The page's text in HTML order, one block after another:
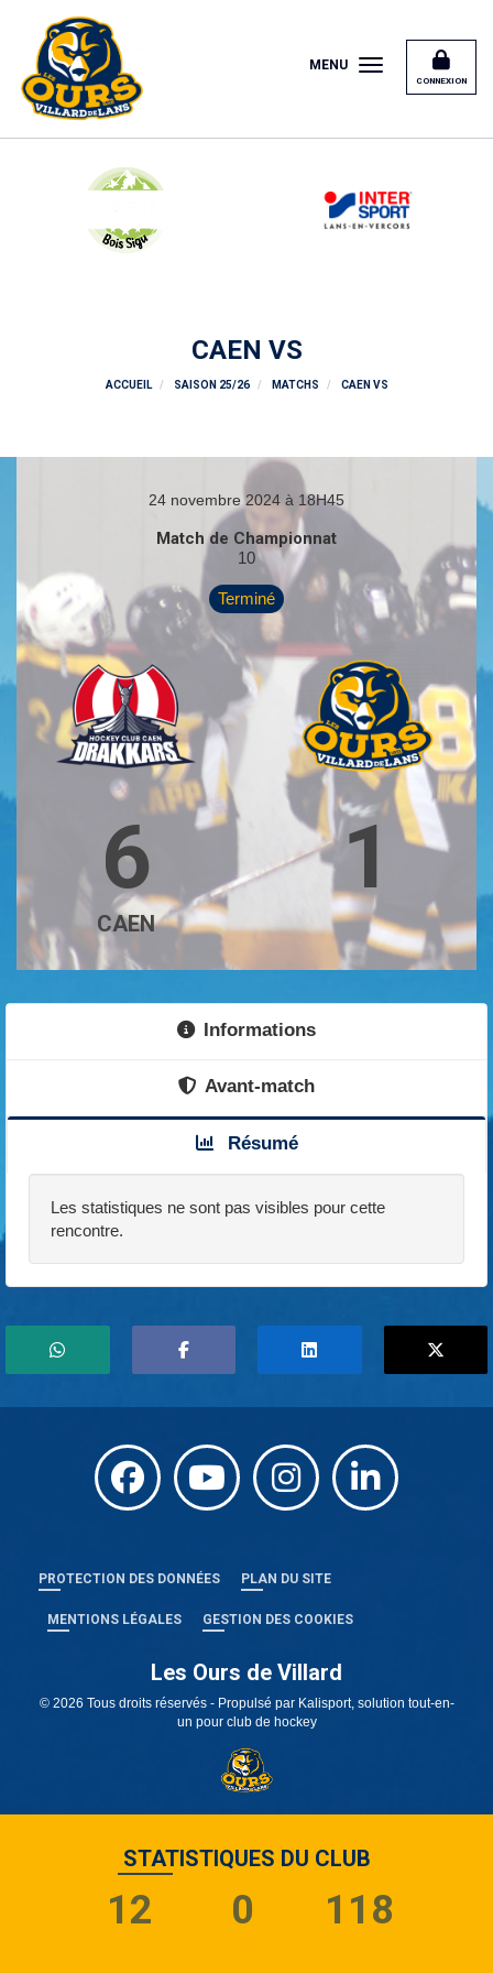
CONNEXION
MENU
CAEN VS
ACCUEIL SAISON 25/26 MATCHS CAEN VS
24 novembre 2024 à 18H45
Match de Championnat
10
Terminé
6 1
CAEN
Informations
Avant-match
Résumé
Les statistiques ne sont pas visibles pour cette
rencontre.
PROTECTION DES DONNÉES PLAN DU SITE
MENTIONS LÉGALES GESTION DES COOKIES
Les Ours de Villard
© 2026 Tous droits réservés - Propulsé par Kalisport, solution tout-en-
un pour club de hockey
STATISTIQUES DU CLUB
12 0 118
Panneau de gestion des cookies